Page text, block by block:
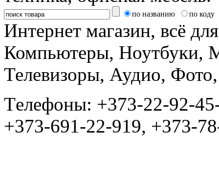
по названию по коду
Интернет магазин, всё
Компьютеры, Ноутбуки,
Телевизоры, Аудио,
Tелефоны: +373-22-92-
+373-691-22-919, +373-